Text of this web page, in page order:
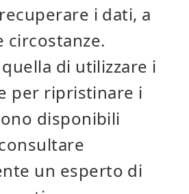
i dati, a
circostanze.
di utilizzare i
per ripristinare i
disponibili
un esperto di